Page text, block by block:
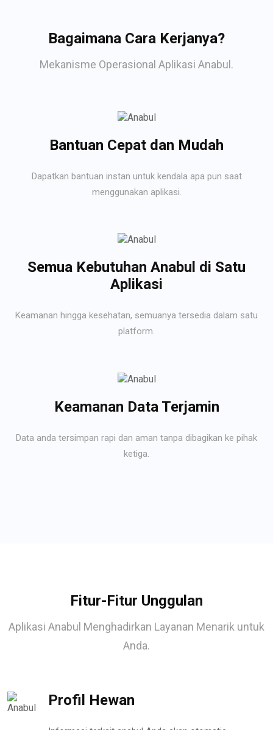
Bagaimana Cara Kerjanya?
Mekanisme Operasional Aplikasi Anabul.
Bantuan Cepat dan Mudah
Dapatkan bantuan instan untuk kendala apa pun saat
menggunakan aplikasi.
Semua Kebutuhan Anabul di Satu
Aplikasi
Keamanan hingga kesehatan, semuanya tersedia dalam satu
platform.
Keamanan Data Terjamin
Data anda tersimpan rapi dan aman tanpa dibagikan ke pihak
ketiga.
Fitur-Fitur Unggulan
Aplikasi Anabul Menghadirkan Layanan Menarik untuk
Anda.
Profil Hewan